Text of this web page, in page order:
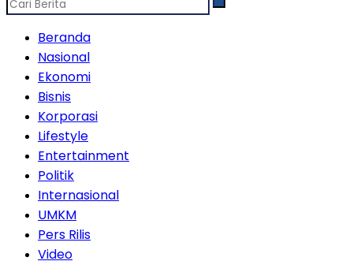
Beranda
Nasional
Ekonomi
Bisnis
Korporasi
Lifestyle
Entertainment
Politik
Internasional
UMKM
Pers Rilis
Video